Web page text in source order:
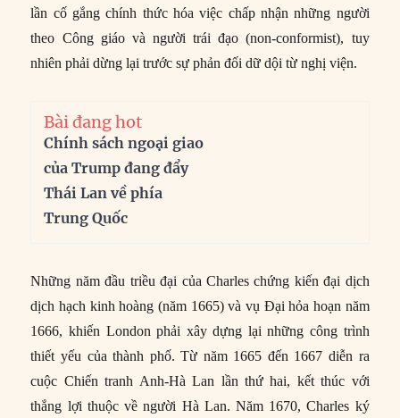
lần cố gắng chính thức hóa việc chấp nhận những người
theo Công giáo và người trái đạo (non-conformist), tuy
nhiên phải dừng lại trước sự phản đối dữ dội từ nghị viện.
Bài đang hot
Chính sách ngoại giao
của Trump đang đẩy
Thái Lan về phía
Trung Quốc
Những năm đầu triều đại của Charles chứng kiến đại dịch
dịch hạch kinh hoàng (năm 1665) và vụ Đại hỏa hoạn năm
1666, khiến London phải xây dựng lại những công trình
thiết yếu của thành phố. Từ năm 1665 đến 1667 diễn ra
cuộc Chiến tranh Anh-Hà Lan lần thứ hai, kết thúc với
thắng lợi thuộc về người Hà Lan. Năm 1670, Charles ký